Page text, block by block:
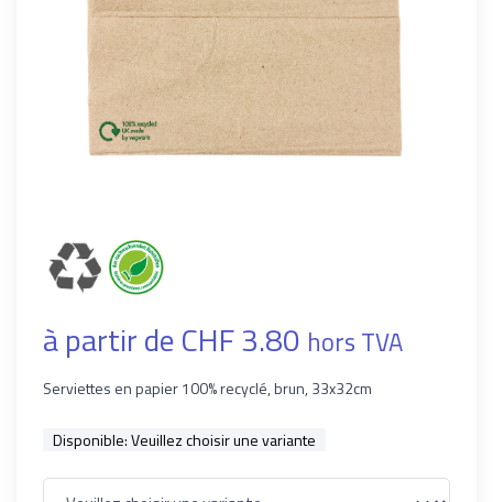
à partir de CHF 3.80 hors TVA
Serviettes en papier 100% recyclé, brun, 33x32cm
Disponible:Veuillez choisir une variante